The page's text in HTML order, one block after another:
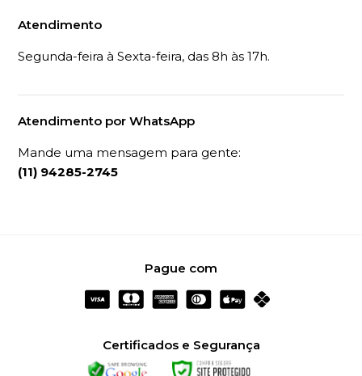
Atendimento
Segunda-feira à Sexta-feira, das 8h às 17h.
Atendimento por WhatsApp
Mande uma mensagem para gente:
(11) 94285-2745
Pague com
Certificados e Segurança